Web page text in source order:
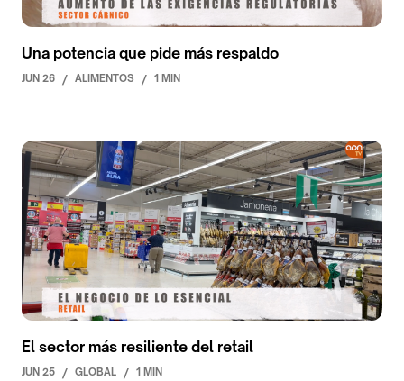
Una potencia que pide más respaldo
JUN 26 / ALIMENTOS / 1 MIN
El sector más resiliente del retail
JUN 25 / GLOBAL / 1 MIN